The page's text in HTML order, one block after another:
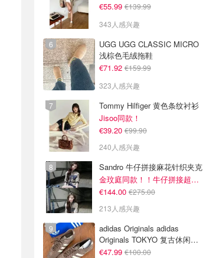
€55.99 €139.99
343人感兴趣
UGG UGG CLASSIC MICRO
浅棕色毛绒拖鞋
€71.92 €159.99
323人感兴趣
Tommy Hilfiger 黄色条纹衬衫
Jisoo同款！
€39.20 €99.90
240人感兴趣
Sandro 牛仔拼接麻花针织夹克
金玟庭同款！！牛仔拼接超有层次感
€144.00 €275.00
213人感兴趣
adidas Originals adidas
Originals TOKYO 复古休闲鞋
深棕色
€47.99 €100.00